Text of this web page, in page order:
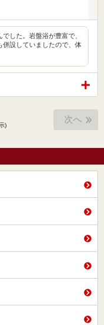
した。岩盤浴が豊富で、
併設していましたので、体
)
次へ